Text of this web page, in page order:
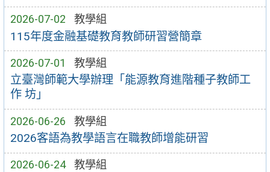
2026-07-02 教學組
115年度金融基礎教育教師研習營簡章
2026-07-01 教學組
立臺灣師範大學辦理「能源教育進階種子教師工
作 坊」
2026-06-26 教學組
2026客語為教學語言在職教師增能研習
2026-06-24 教學組